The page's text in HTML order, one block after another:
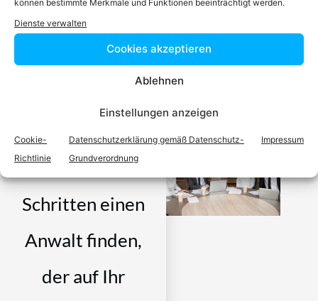
können bestimmte Merkmale und Funktionen beeinträchtigt werden.
Dienste verwalten
Cookies akzeptieren
Ablehnen
Einstellungen anzeigen
Cookie-
Richtlinie
Datenschutzerklärung gemäß Datenschutz-
Grundverordnung
Impressum
Video-Podcast #69 Katharina Echerer – Verlagsleitung
Recht, Wirtschaft, Steuern facultas Verlag
Einfach in 3
Schritten einen
Anwalt finden,
der auf Ihr